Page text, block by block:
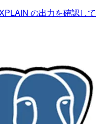
の出力を確認して